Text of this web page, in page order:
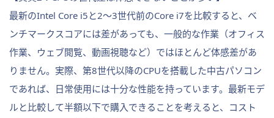
最新のIntel Core i5と2〜3世代前のCore i7を比較すると、ベ
ンチマークスコアには差があっても、一般的な作業（オフィス
作業、ウェブ閲覧、動画視聴など）ではほとんど体感差があ
りません。実際、第8世代以降のCPUを搭載した中古パソコン
であれば、日常使用には十分な性能を持っています。最新モデ
ルと比較して半額以下で購入できることを考えると、コスト